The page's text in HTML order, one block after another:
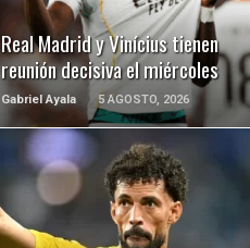
Real Madrid y Vinícius tienen
reunión decisiva el miércoles
Gabriel Ayala 5 AGOSTO, 2026
LEER MÁS